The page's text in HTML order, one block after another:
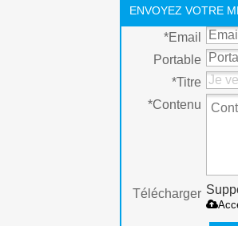
ENVOYEZ VOTRE
*Email
Portable
*Titre
*Contenu
Télécharger